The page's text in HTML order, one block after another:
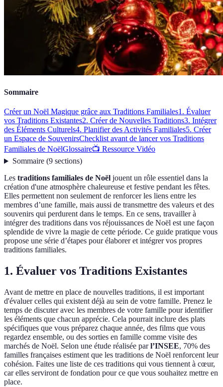
Sommaire
Créer un Noël Magique grâce aux Traditions Familiales1. Évaluer
vos Traditions Existantes2. Créer de Nouvelles Traditions3. Intégrer
des Éléments Culturels4. Planifier des Activités Familiales5. Créer
un Espace de SouvenirsChecklist avant de lancer vos Traditions
Familiales de NoëlGlossaire📺 Ressource Vidéo
Sommaire(9 sections)
Les traditions familiales de Noël jouent un rôle essentiel dans la
création d'une atmosphère chaleureuse et festive pendant les fêtes.
Elles permettent non seulement de renforcer les liens entre les
membres d’une famille, mais aussi de transmettre des valeurs et des
souvenirs qui perdurent dans le temps. En ce sens, travailler à
intégrer des traditions dans vos réjouissances de Noël est une façon
splendide de vivre la magie de cette période. Ce guide pratique vous
propose une série d’étapes pour élaborer et intégrer vos propres
traditions familiales.
1. Évaluer vos Traditions Existantes
Avant de mettre en place de nouvelles traditions, il est important
d'évaluer celles qui existent déjà au sein de votre famille. Prenez le
temps de discuter avec les membres de votre famille pour identifier
les éléments que chacun apprécie. Cela pourrait inclure des plats
spécifiques que vous préparez chaque année, des films que vous
regardez ensemble, ou des sorties en famille comme visite des
marchés de Noël. Selon une étude réalisée parl’INSEE, 70% des
familles françaises estiment que les traditions de Noël renforcent leur
cohésion. Faites une liste de ces traditions qui vous tiennent à cœur,
car elles serviront de fondation pour ce que vous souhaitez mettre en
place.